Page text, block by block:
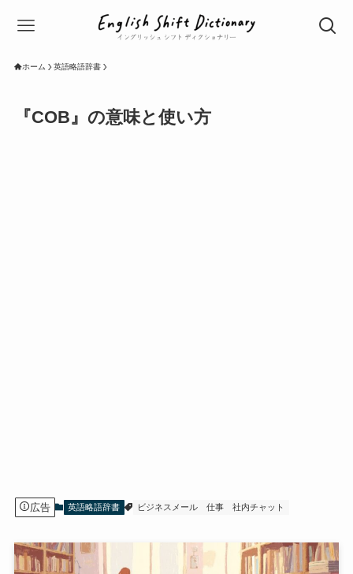
ホーム 英語略語辞書
『COB』の意味と使い方
広告 英語略語辞書 ビジネスメール 仕事 社内チャット